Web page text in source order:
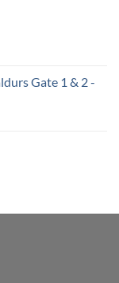
Gate 1 & 2 -